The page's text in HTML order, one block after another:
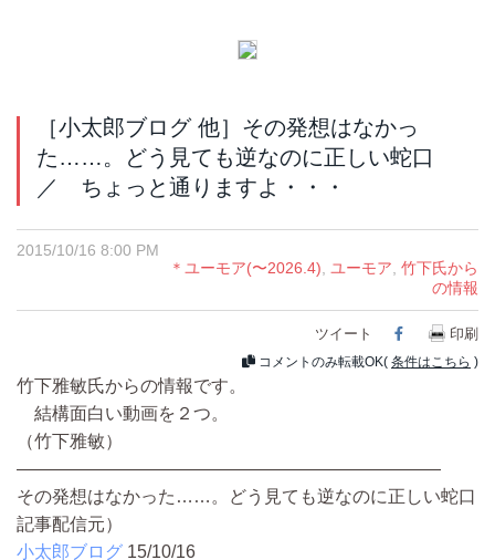
［小太郎ブログ 他］その発想はなかっ
た……。どう見ても逆なのに正しい蛇口
／ ちょっと通りますよ・・・
2015/10/16 8:00 PM
＊ユーモア(〜2026.4)
ユーモア 竹下氏から
の情報
ツイート Facebook
印刷
コメントのみ転載OK( 条件はこちら )
竹下雅敏氏からの情報です。
結構面白い動画を２つ。
（竹下雅敏）
————————————————————————
その発想はなかった……。どう見ても逆なのに正しい蛇口
記事配信元）
小太郎ブログ 15/10/16